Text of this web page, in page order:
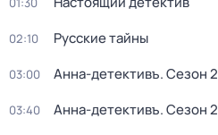
02:10 Русские тайны
03:00 Анна-детективъ. Сезон 2
03:40 Анна-детективъ. Сезон 2